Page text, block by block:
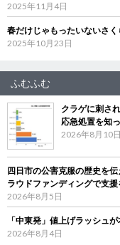
2025年11月4日
春だけじゃもったいないさ
2025年10月23日
ふむふむ
クラゲに刺さ
応急処置を知
2026年8月10日
四日市の公害克服の歴史を
ラウドファンディングで支
2026年8月5日
「中東発」値上げラッシュ
2026年8月4日